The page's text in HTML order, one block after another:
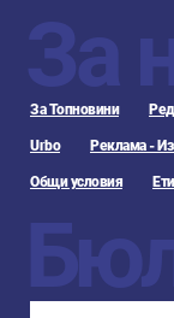
За
За Топновини
Urbo Реклама -
Общи условия